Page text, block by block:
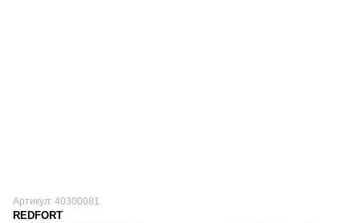
Артикул: 40300081
REDFORT